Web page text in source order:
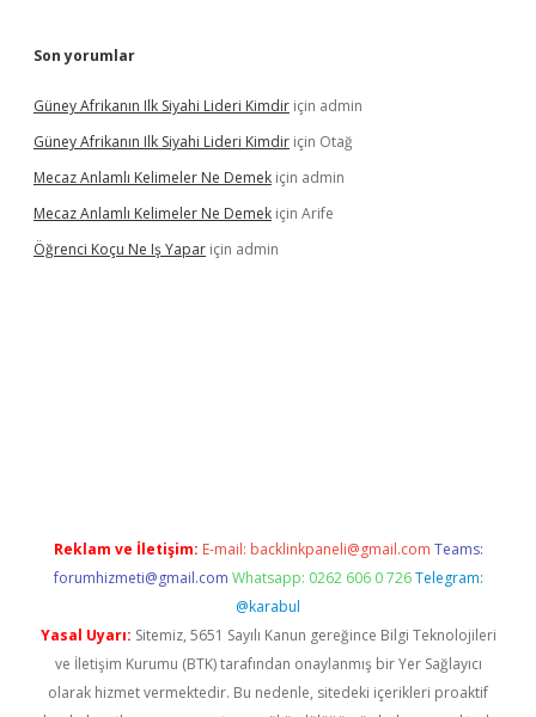
Son yorumlar
Güney Afrikanın Ilk Siyahi Lideri Kimdir için admin
Güney Afrikanın Ilk Siyahi Lideri Kimdir için Otağ
Mecaz Anlamlı Kelimeler Ne Demek için admin
Mecaz Anlamlı Kelimeler Ne Demek için Arife
Öğrenci Koçu Ne Iş Yapar için admin
Reklam ve İletişim: E-mail: backlinkpaneli@gmail.com Teams:
forumhizmeti@gmail.com Whatsapp: 0262 606 0 726 Telegram:
@karabul
Yasal Uyarı: Sitemiz, 5651 Sayılı Kanun gereğince Bilgi Teknolojileri
ve İletişim Kurumu (BTK) tarafından onaylanmış bir Yer Sağlayıcı
olarak hizmet vermektedir. Bu nedenle, sitedeki içerikleri proaktif